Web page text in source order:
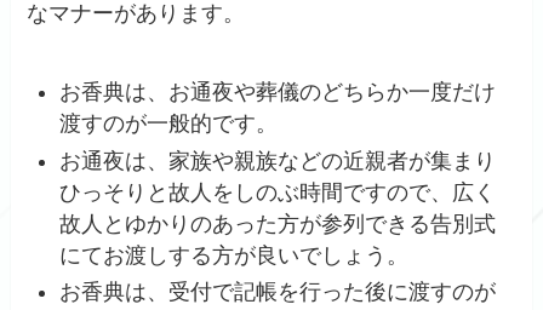
なマナーがあります。
お香典は、お通夜や葬儀のどちらか一度だけ
渡すのが一般的です。
お通夜は、家族や親族などの近親者が集まり
ひっそりと故人をしのぶ時間ですので、広く
故人とゆかりのあった方が参列できる告別式
にてお渡しする方が良いでしょう。
お香典は、受付で記帳を行った後に渡すのが